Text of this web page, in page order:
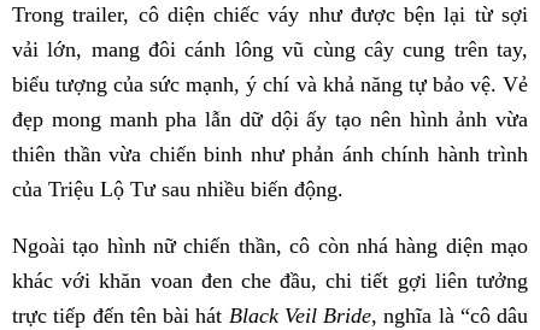
Trong trailer, cô diện chiếc váy như được bện lại từ sợi
vải lớn, mang đôi cánh lông vũ cùng cây cung trên tay,
biểu tượng của sức mạnh, ý chí và khả năng tự bảo vệ. Vẻ
đẹp mong manh pha lẫn dữ dội ấy tạo nên hình ảnh vừa
thiên thần vừa chiến binh như phản ánh chính hành trình
của Triệu Lộ Tư sau nhiều biến động.
Ngoài tạo hình nữ chiến thần, cô còn nhá hàng diện mạo
khác với khăn voan đen che đầu, chi tiết gợi liên tưởng
trực tiếp đến tên bài hát Black Veil Bride, nghĩa là “cô dâu